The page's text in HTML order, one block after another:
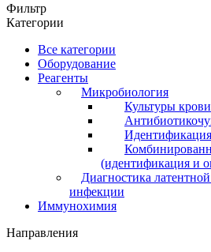
Фильтр
Категории
Все категории
Оборудование
Реагенты
Микробиология
Культуры крови
Идентификация
(идентификация и
Диагностика
инфекции
Иммунохимия
Направления